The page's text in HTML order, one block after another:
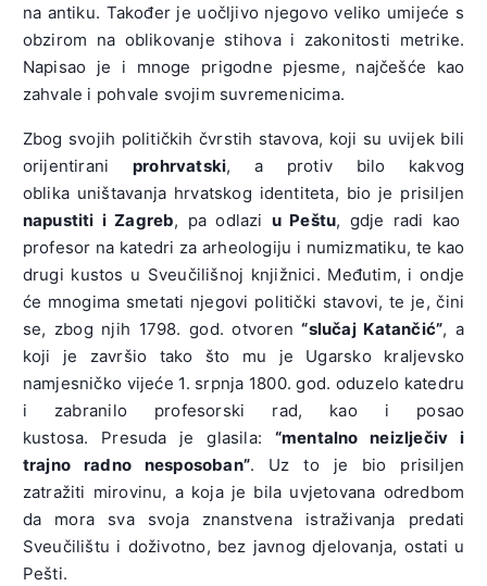
na antiku. Također je uočljivo njegovo veliko umijeće s
obzirom na oblikovanje stihova i zakonitosti metrike.
Napisao je i mnoge prigodne pjesme, najčešće kao
zahvale i pohvale svojim suvremenicima.
Zbog svojih političkih čvrstih stavova, koji su uvijek bili
orijentirani prohrvatski, a protiv bilo kakvog
oblika uništavanja hrvatskog identiteta, bio je prisiljen
napustiti i Zagreb, pa odlazi u Peštu, gdje radi kao
profesor na katedri za arheologiju i numizmatiku, te kao
drugi kustos u Sveučilišnoj knjižnici. Međutim, i ondje
će mnogima smetati njegovi politički stavovi, te je, čini
se, zbog njih 1798. god. otvoren“slučaj Katančić”, a
koji je završio tako što mu je Ugarsko kraljevsko
namjesničko vijeće 1. srpnja 1800. god. oduzelo katedru
i zabranilo profesorski rad, kao i posao
kustosa. Presuda je glasila: “mentalno neizlječiv i
trajno radno nesposoban”. Uz to je bio prisiljen
zatražiti mirovinu, a koja je bila uvjetovana odredbom
da mora sva svoja znanstvena istraživanja predati
Sveučilištu i doživotno, bez javnog djelovanja, ostati u
Pešti.